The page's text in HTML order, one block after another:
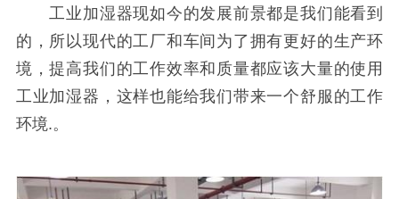
工业加湿器现如今的发展前景都是我们能看到
的，所以现代的工厂和车间为了拥有更好的生产环
境，提高我们的工作效率和质量都应该大量的使用
工业加湿器，这样也能给我们带来一个舒服的工作
环境.。